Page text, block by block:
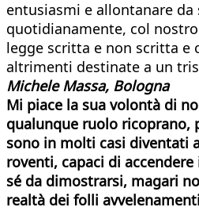
entusiasmi e allontanare
quotidianamente, col
legge scritta e non scritta e
altrimenti destinate a un
Michele Massa, Bologna
Mi piace la sua volontà di
qualunque ruolo ricoprano,
sono in molti casi diventati
roventi, capaci di
sé da dimostrarsi, magari
realtà dei folli